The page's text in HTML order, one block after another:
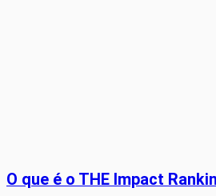
O que é o THE Impact